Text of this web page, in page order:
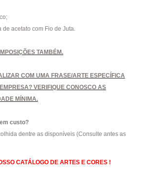
acetato com Fio de Juta.
TAMBÉM.
COM UMA FRASE/ARTE ESPECÍFICA
VERIFIQUE CONOSCO AS
MÍNIMA.
custo?
dentre as disponíveis (Consulte antes as
CATÁLOGO DE ARTES E CORES !